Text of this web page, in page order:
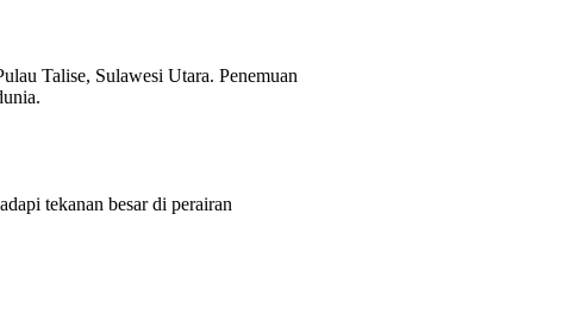
Talise, Sulawesi Utara. Penemuan
tekanan besar di perairan